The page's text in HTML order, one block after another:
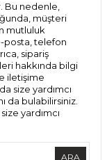
Bu nedenle,
müşteri
mutluluk
posta, telefon
sipariş
hakkında bilgi
iletişime
size yardımcı
da bulabilirsiniz.
yardımcı
ARA